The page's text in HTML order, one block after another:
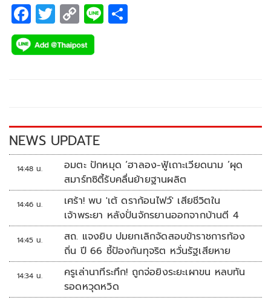
F
ac
e
k
T
wi
tt
C
o
p
k
Li
NEWS UPDATE
14:48 น.
อมตะ ปักหมุด ‘ฮาลอง-ฟู้เถาะเวียดนาม ’ผุด
สมาร์ทซิตี้รับคลื่นย้ายฐานผลิต
14:46 น.
เศร้า! พบ 'เต้ ดราก้อนไฟว์' เสียชีวิตใน
เจ้าพระยา หลังปั่นจักรยานออกจากบ้านตี 4
14:45 น.
สถ. แจงยิบ ปมยกเลิกจัดสอบข้าราชการท้อง
ถิ่น ปี 66 ชี้ป้องกันทุจริต หวั่นรัฐเสียหาย
14:34 น.
ครูเล่านาทีระทึก! ถูกจ่อยิงระยะเผาขน หลบทัน
รอดหวุดหวิด